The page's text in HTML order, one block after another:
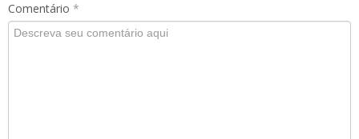
Comentário *